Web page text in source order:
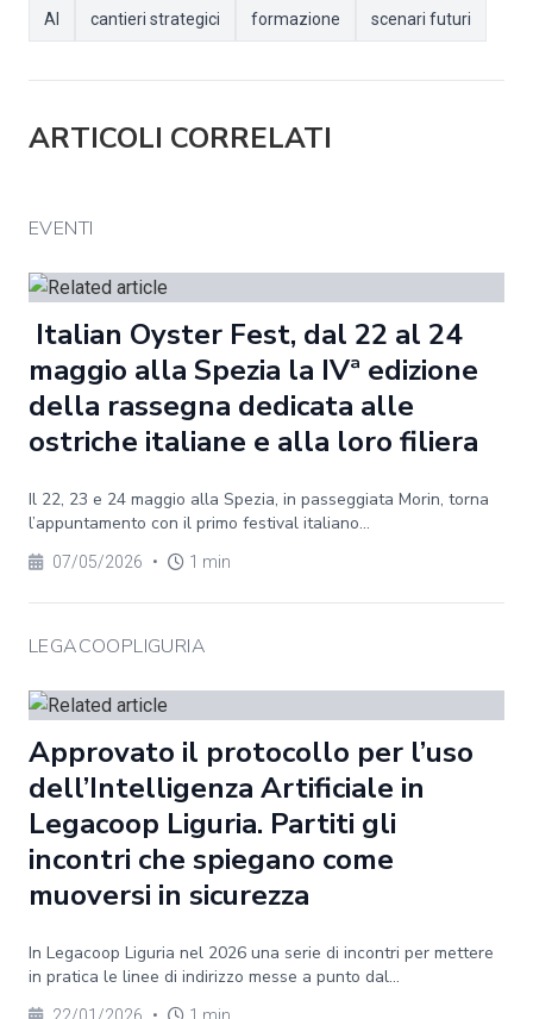
AI cantieri strategici formazione scenari futuri
ARTICOLI CORRELATI
EVENTI
Italian Oyster Fest, dal 22 al 24
maggio alla Spezia la IVª edizione
della rassegna dedicata alle
ostriche italiane e alla loro filiera
Il 22, 23 e 24 maggio alla Spezia, in passeggiata Morin, torna
l’appuntamento con il primo festival italiano...
07/05/2026 • 1 min
LEGACOOPLIGURIA
Approvato il protocollo per l’uso
dell’Intelligenza Artificiale in
Legacoop Liguria. Partiti gli
incontri che spiegano come
muoversi in sicurezza
In Legacoop Liguria nel 2026 una serie di incontri per mettere
in pratica le linee di indirizzo messe a punto dal...